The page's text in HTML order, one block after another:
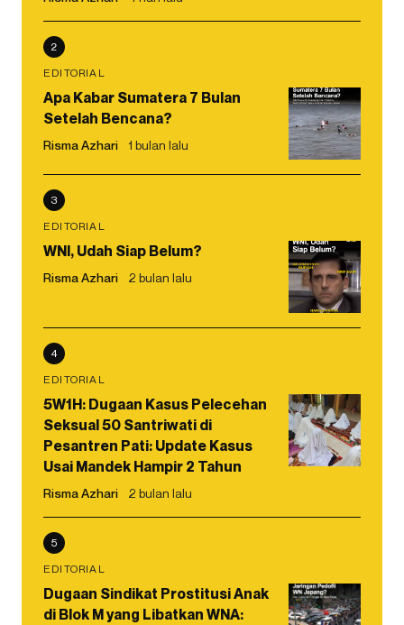
2
EDITORIAL
Apa Kabar Sumatera 7 Bulan
Setelah Bencana?
Risma Azhari 1 bulan lalu
3
EDITORIAL
WNI, Udah Siap Belum?
Risma Azhari 2 bulan lalu
4
EDITORIAL
5W1H: Dugaan Kasus Pelecehan
Seksual 50 Santriwati di
Pesantren Pati: Update Kasus
Usai Mandek Hampir 2 Tahun
Risma Azhari 2 bulan lalu
5
EDITORIAL
Dugaan Sindikat Prostitusi Anak
di Blok M yang Libatkan WNA: